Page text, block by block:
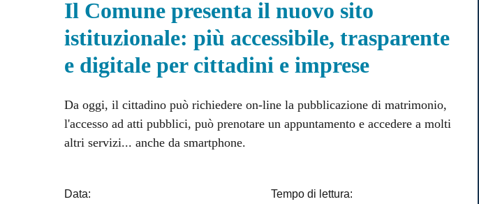
Il Comune presenta il nuovo sito
istituzionale: più accessibile, trasparente
e digitale per cittadini e imprese
Da oggi, il cittadino può richiedere on-line la pubblicazione di matrimonio,
l'accesso ad atti pubblici, può prenotare un appuntamento e accedere a molti
altri servizi... anche da smartphone.
Data: Tempo di lettura: